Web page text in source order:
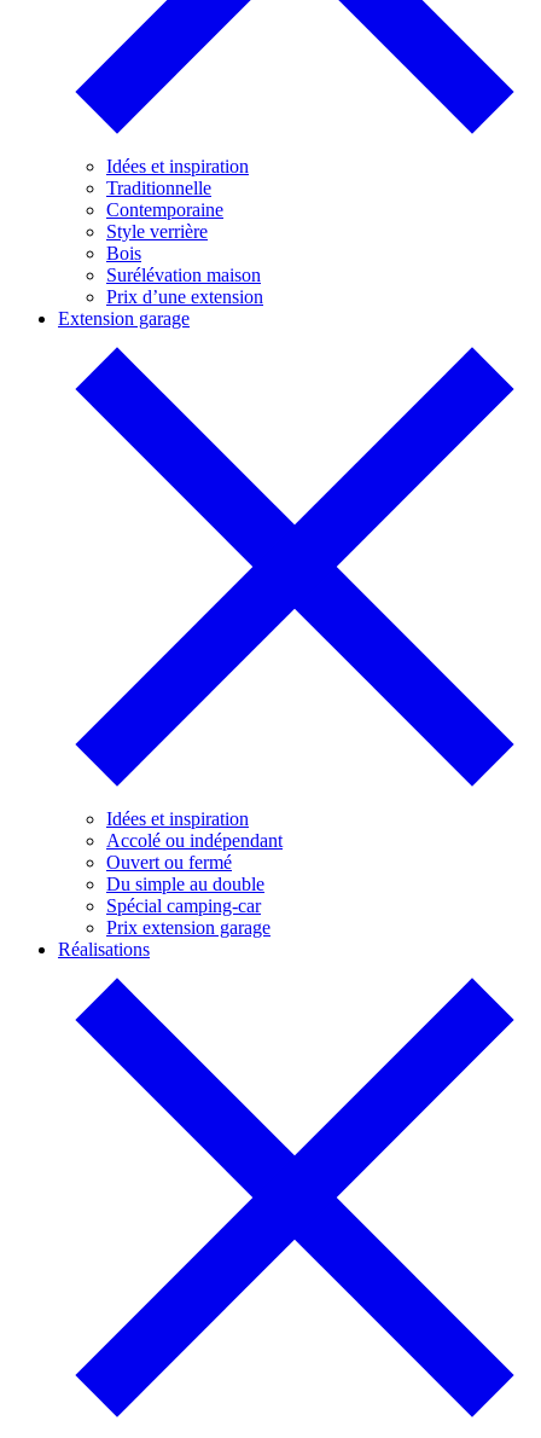
Idées et inspiration
Traditionnelle
Contemporaine
Style verrière
Bois
Surélévation maison
Prix d’une extension
Extension garage
Idées et inspiration
Accolé ou indépendant
Ouvert ou fermé
Du simple au double
Spécial camping-car
Prix extension garage
Réalisations